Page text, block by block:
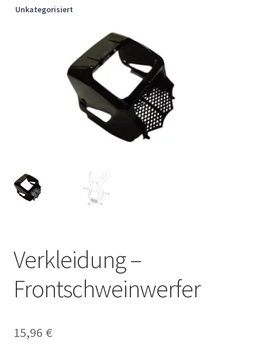
Unkategorisiert
Verkleidung –
Frontschweinwerfer
15,96 €